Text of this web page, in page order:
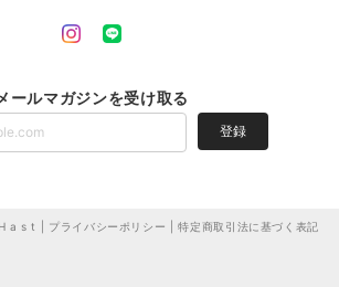
ールマガジンを受け取る
登録
a s t | プライバシーポリシー |特定商取引法に基づく表記